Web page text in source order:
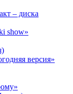
– диска
show»
версия»